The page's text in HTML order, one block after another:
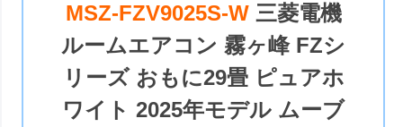
MSZ-FZV9025S-W 三菱電機
ルームエアコン 霧ヶ峰 FZシ
リーズ おもに29畳 ピュアホ
ワイト 2025年モデル ムーブ